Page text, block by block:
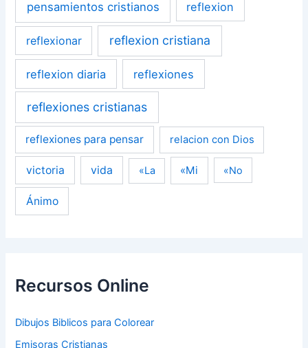
pensamientos cristianos reflexion
reflexionar reflexion cristiana
reflexion diaria reflexiones
reflexiones cristianas
reflexiones para pensar relacion con Dios
victoria vida «La «Mi «No
Ánimo
Recursos Online
Dibujos Biblicos para Colorear
Emisoras Cristianas